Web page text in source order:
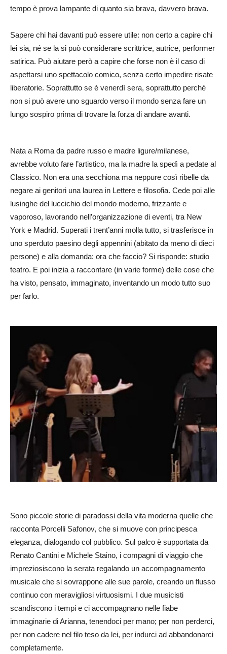
tempo è prova lampante di quanto sia brava, davvero brava.
Sapere chi hai davanti può essere utile: non certo a capire chi
lei sia, né se la si può considerare scrittrice, autrice, performer
satirica. Può aiutare però a capire che forse non è il caso di
aspettarsi uno spettacolo comico, senza certo impedire risate
liberatorie. Soprattutto se è venerdì sera, soprattutto perché
non si può avere uno sguardo verso il mondo senza fare un
lungo sospiro prima di trovare la forza di andare avanti.
Nata a Roma da padre russo e madre ligure/milanese,
avrebbe voluto fare l’artistico, ma la madre la spedì a pedate al
Classico. Non era una secchiona ma neppure così ribelle da
negare ai genitori una laurea in Lettere e filosofia. Cede poi alle
lusinghe del luccichio del mondo moderno, frizzante e
vaporoso, lavorando nell’organizzazione di eventi, tra New
York e Madrid. Superati i trent’anni molla tutto, si trasferisce in
uno sperduto paesino degli appennini (abitato da meno di dieci
persone) e alla domanda: ora che faccio? Si risponde: studio
teatro. E poi inizia a raccontare (in varie forme) delle cose che
ha visto, pensato, immaginato, inventando un modo tutto suo
per farlo.
Sono piccole storie di paradossi della vita moderna quelle che
racconta Porcelli Safonov, che si muove con principesca
eleganza, dialogando col pubblico. Sul palco è supportata da
Renato Cantini e Michele Staino, i compagni di viaggio che
impreziosiscono la serata regalando un accompagnamento
musicale che si sovrappone alle sue parole, creando un flusso
continuo con meravigliosi virtuosismi. I due musicisti
scandiscono i tempi e ci accompagnano nelle fiabe
immaginarie di Arianna, tenendoci per mano; per non perderci,
per non cadere nel filo teso da lei, per indurci ad abbandonarci
completamente.